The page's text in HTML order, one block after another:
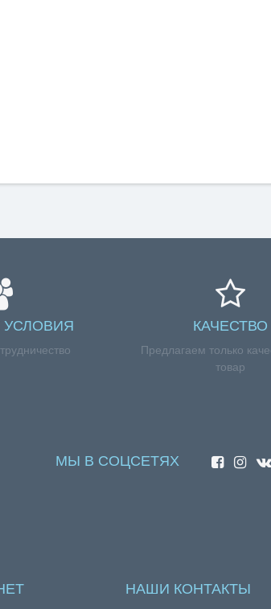
КАЧЕСТВО
Предлагаем только
товар
МЫ В СОЦСЕТЯХ
НАШИ КОНТАКТЫ